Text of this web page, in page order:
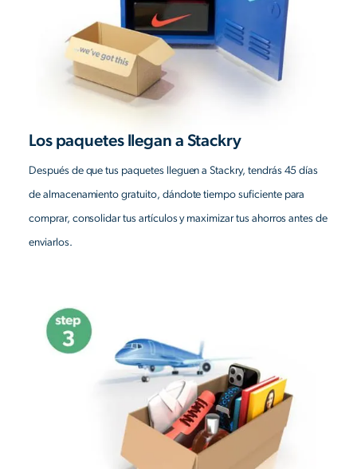
Los paquetes llegan a Stackry
Después de que tus paquetes lleguen a Stackry, tendrás 45 días
de almacenamiento gratuito, dándote tiempo suficiente para
comprar, consolidar tus artículos y maximizar tus ahorros antes de
enviarlos.